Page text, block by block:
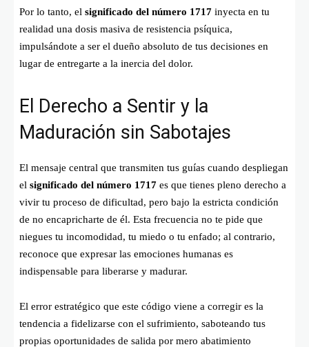
Por lo tanto, el significado del número 1717 inyecta en tu
realidad una dosis masiva de resistencia psíquica,
impulsándote a ser el dueño absoluto de tus decisiones en
lugar de entregarte a la inercia del dolor.
El Derecho a Sentir y la
Maduración sin Sabotajes
El mensaje central que transmiten tus guías cuando despliegan
el significado del número 1717 es que tienes pleno derecho a
vivir tu proceso de dificultad, pero bajo la estricta condición
de no encapricharte de él. Esta frecuencia no te pide que
niegues tu incomodidad, tu miedo o tu enfado; al contrario,
reconoce que expresar las emociones humanas es
indispensable para liberarse y madurar.
El error estratégico que este código viene a corregir es la
tendencia a fidelizarse con el sufrimiento, saboteando tus
propias oportunidades de salida por mero abatimiento